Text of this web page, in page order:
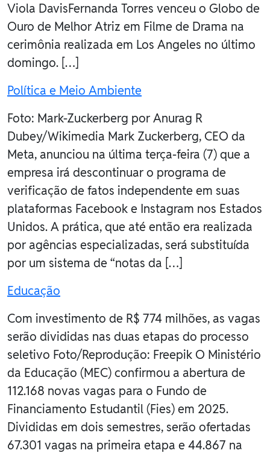
Viola DavisFernanda Torres venceu o Globo de
Ouro de Melhor Atriz em Filme de Drama na
cerimônia realizada em Los Angeles no último
domingo. […]
Política e Meio Ambiente
Foto: Mark-Zuckerberg por Anurag R
Dubey/Wikimedia Mark Zuckerberg, CEO da
Meta, anunciou na última terça-feira (7) que a
empresa irá descontinuar o programa de
verificação de fatos independente em suas
plataformas Facebook e Instagram nos Estados
Unidos. A prática, que até então era realizada
por agências especializadas, será substituída
por um sistema de “notas da […]
Educação
Com investimento de R$ 774 milhões, as vagas
serão divididas nas duas etapas do processo
seletivo Foto/Reprodução: Freepik O Ministério
da Educação (MEC) confirmou a abertura de
112.168 novas vagas para o Fundo de
Financiamento Estudantil (Fies) em 2025.
Divididas em dois semestres, serão ofertadas
67.301 vagas na primeira etapa e 44.867 na